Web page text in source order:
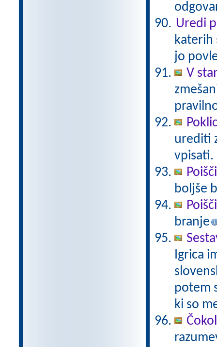
Uredi
katerih
jo
V
urediti
vpisati.
boljše
branje
Igrica
potem
ki so